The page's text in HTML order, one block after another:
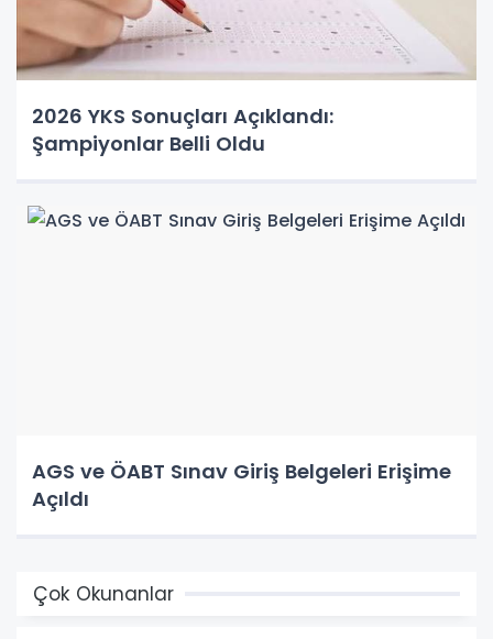
2026 YKS Sonuçları Açıklandı:
Şampiyonlar Belli Oldu
AGS ve ÖABT Sınav Giriş Belgeleri Erişime
Açıldı
Çok Okunanlar